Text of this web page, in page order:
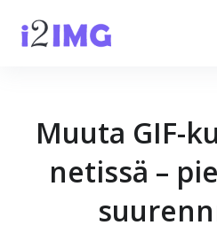
Muuta GIF-
netissä –